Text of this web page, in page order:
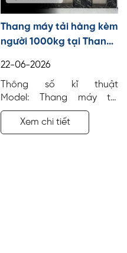
Thang máy tải hàng kèm
người 1000kg tại Thanh
22-06-2026
Thông số kĩ thuật
Model: Thang máy tải
khách Số tầng: 5 điểm
dừng Tải trọng: 1000 kg
Công trình: Văn phòng Địa
Xem chi tiết